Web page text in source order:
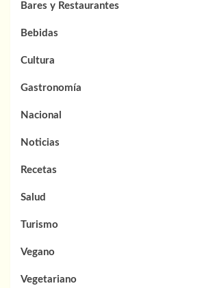
Bares y Restaurantes
Bebidas
Cultura
Gastronomía
Nacional
Noticias
Recetas
Salud
Turismo
Vegano
Vegetariano